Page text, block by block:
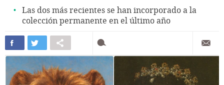
Las dos más recientes se han incorporado a la
colección permanente en el último año